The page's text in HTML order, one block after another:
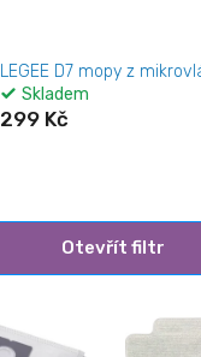
LEGEE D7 mopy z
Skladem
299 Kč
Otevřít filtr